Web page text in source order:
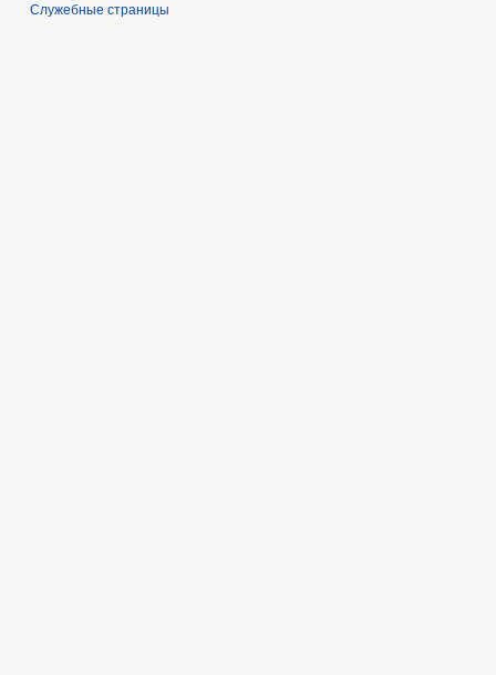
Служебные страницы